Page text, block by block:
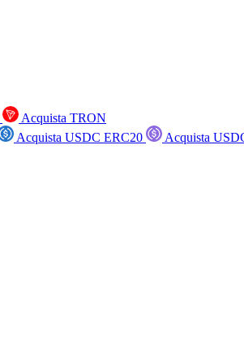
Acquista TRON
Acquista USDC ERC20
Acquista